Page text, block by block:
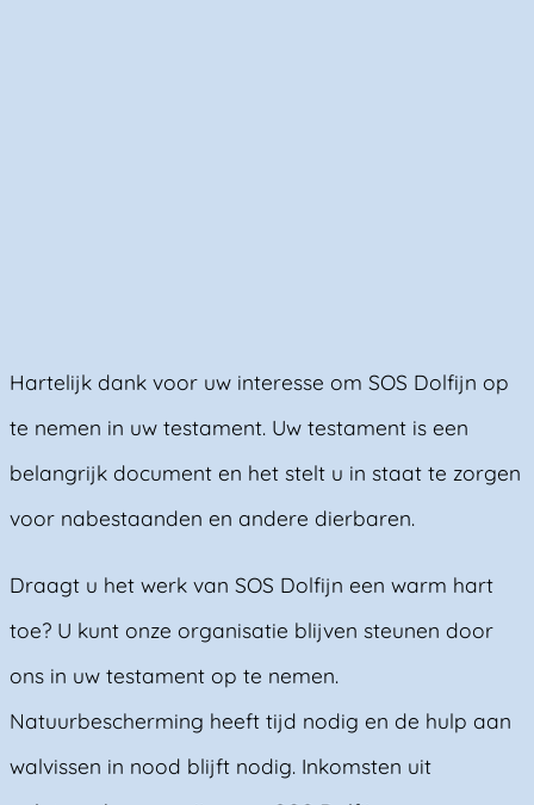
Hartelijk dank voor uw interesse om SOS Dolfijn op
te nemen in uw testament. Uw testament is een
belangrijk document en het stelt u in staat te zorgen
voor nabestaanden en andere dierbaren.
Draagt u het werk van SOS Dolfijn een warm hart
toe? U kunt onze organisatie blijven steunen door
ons in uw testament op te nemen.
Natuurbescherming heeft tijd nodig en de hulp aan
walvissen in nood blijft nodig. Inkomsten uit